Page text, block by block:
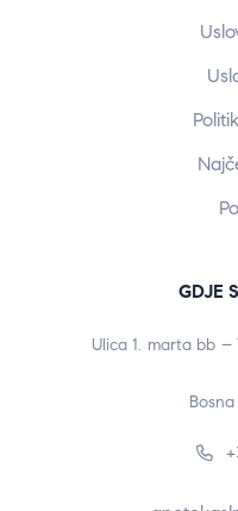
GDJE
Ulica 1. marta bb –